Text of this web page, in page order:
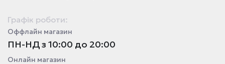
Графік роботи:
Оффлайн магазин
ПН-НД з 10:00 до 20:00
Онлайн магазин